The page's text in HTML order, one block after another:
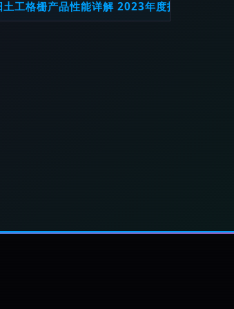
土工格栅产品性能详解 2023年度技术升级与